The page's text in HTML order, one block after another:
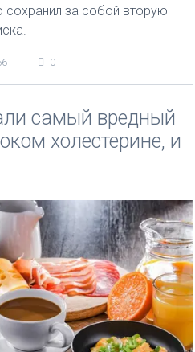
сохранил за собой вторую
0
самый вредный
холестерине, и